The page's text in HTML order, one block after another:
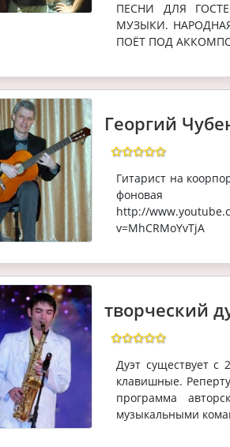
ПЕСНИ ДЛЯ
МУЗЫКИ.
ПОЁТ ПОД
Георгий
Гитарист на
фоновая
http://
v=MhCRMoYvTjA
творческий
Дуэт существует с
клавишные.
программа
музыкальными